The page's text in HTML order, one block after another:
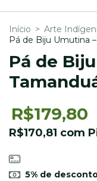
Início > Arte
Pá de Biju Umutina
Pá de
R$179,80
R$170,81 com
5% de